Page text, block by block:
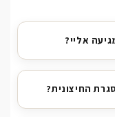
אליי?
החיצונית?